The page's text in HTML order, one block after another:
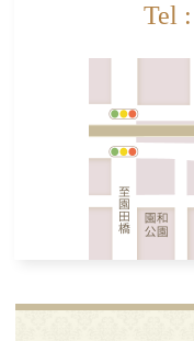
Tel